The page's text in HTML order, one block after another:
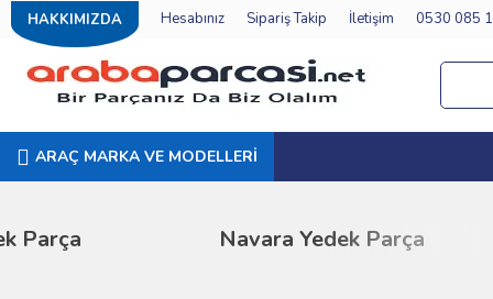
HAKKIMIZDA Hesabınız Sipariş Takip İletişim 0530 085
ARAÇ MARKA VE MODELLERI
Navara Yedek Parça